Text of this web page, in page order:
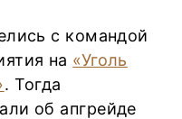
с командой
на «Уголь
. Тогда
об апгрейде